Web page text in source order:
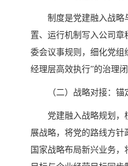
制度是党建融入战略
置、运行机制写入公司章
委会议事规则，细化党组
经理层高效执行”的治理闭
（二）战略对接：
党建融入战略规划，
展战略，将党的路线方
国家战略布局新兴业务